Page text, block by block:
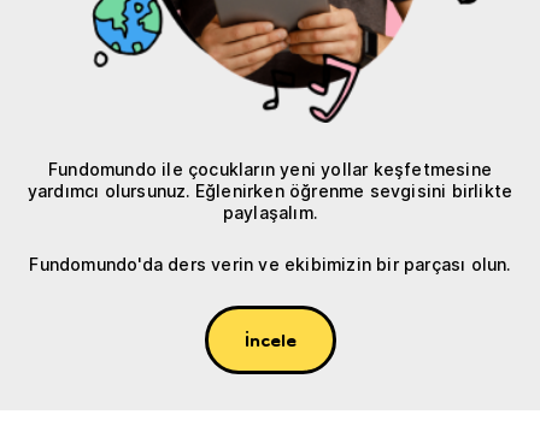
Fundomundo ile çocukların yeni yollar keşfetmesine
yardımcı olursunuz. Eğlenirken öğrenme sevgisini birlikte
paylaşalım.
Fundomundo'da ders verin ve ekibimizin bir parçası olun.
İncele